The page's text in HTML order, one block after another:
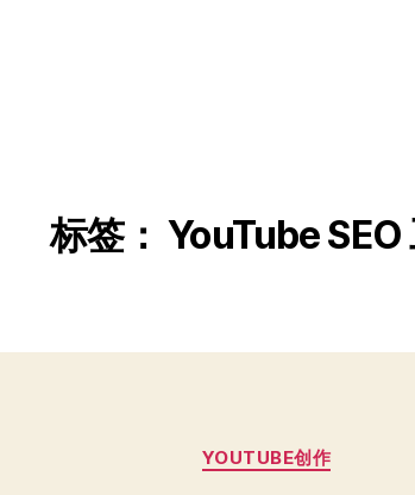
标签：YouTube SEO
分
类
YOUTUBE创作